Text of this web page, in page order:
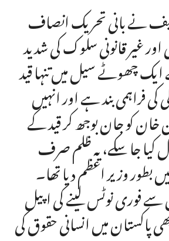
سیف نے بانی تحریک انصاف
غیر قانونی سلوک کی شدید
نے کہا کہ عمران خان کو گزشتہ 14 دنوں سے ایک چھوٹے سیل میں تنہا قید
فراہمی بند ہے اور انہیں
خان کو جان بوجھ کر قید کے
کیا جا سکے، یہ ظلم صرف
وزیر اعظم دیا تھا۔
فوری نوٹس لینے کی اپیل
پاکستان میں انسانی حقوق کی